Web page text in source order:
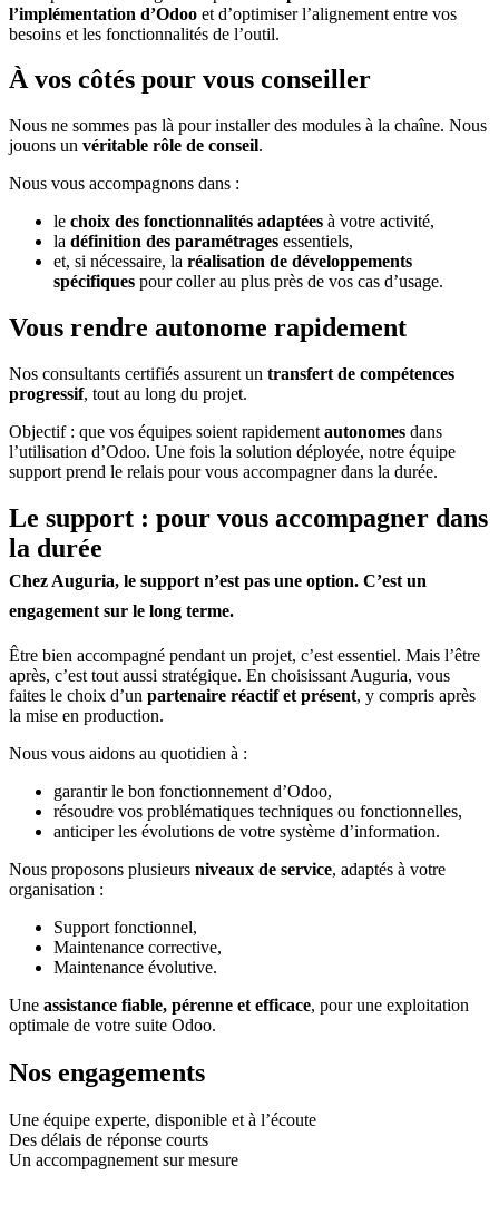
l’implémentation d’Odoo et d’optimiser l’alignement entre vos
besoins et les fonctionnalités de l’outil.
À vos côtés pour vous conseiller
Nous ne sommes pas là pour installer des modules à la chaîne. Nous
jouons un véritable rôle de conseil.
Nous vous accompagnons dans :
le choix des fonctionnalités adaptées à votre activité,
la définition des paramétrages essentiels,
et, si nécessaire, la réalisation de développements
spécifiques pour coller au plus près de vos cas d’usage.
Vous rendre autonome rapidement
Nos consultants certifiés assurent un transfert de compétences
progressif, tout au long du projet.
Objectif : que vos équipes soient rapidement autonomes dans
l’utilisation d’Odoo. Une fois la solution déployée, notre équipe
support prend le relais pour vous accompagner dans la durée.
Le support : pour vous accompagner dans
la durée
Chez Auguria, le support n’est pas une option. C’est un
engagement sur le long terme.
Être bien accompagné pendant un projet, c’est essentiel. Mais l’être
après, c’est tout aussi stratégique. En choisissant Auguria, vous
faites le choix d’un partenaire réactif et présent, y compris après
la mise en production.
Nous vous aidons au quotidien à :
garantir le bon fonctionnement d’Odoo,
résoudre vos problématiques techniques ou fonctionnelles,
anticiper les évolutions de votre système d’information.
Nous proposons plusieurs niveaux de service, adaptés à votre
organisation :
Support fonctionnel,
Maintenance corrective,
Maintenance évolutive.
Une assistance fiable, pérenne et efficace, pour une exploitation
optimale de votre suite Odoo.
Nos engagements
Une équipe experte, disponible et à l’écoute
Des délais de réponse courts
Un accompagnement sur mesure